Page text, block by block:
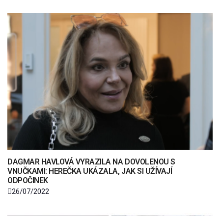
DAGMAR HAVLOVÁ VYRAZILA NA DOVOLENOU S
VNUČKAMI: HEREČKA UKÁZALA, JAK SI UŽÍVAJÍ
ODPOČINEK
26/07/2022